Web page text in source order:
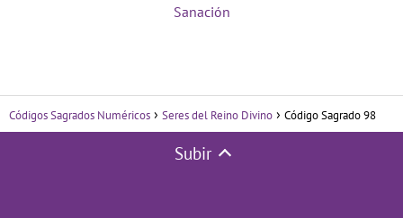
Sanación
Códigos Sagrados Numéricos Seres del Reino Divino Código Sagrado 98
Subir